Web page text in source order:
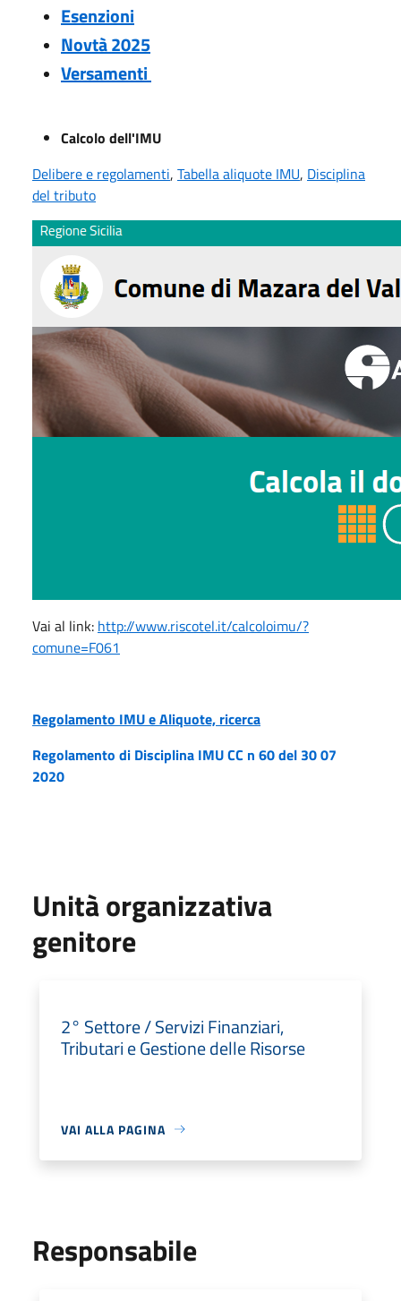
Esenzioni
Novtà 2025
Versamenti
Calcolo dell'IMU
Delibere e regolamenti, Tabella aliquote IMU, Disciplina
del tributo
Vai al link: http://www.riscotel.it/calcoloimu/?
comune=F061
Regolamento IMU e Aliquote, ricerca
Regolamento di Disciplina IMU CC n 60 del 30 07
2020
Unità organizzativa
genitore
2° Settore / Servizi Finanziari,
Tributari e Gestione delle Risorse
VAI ALLA PAGINA
Responsabile